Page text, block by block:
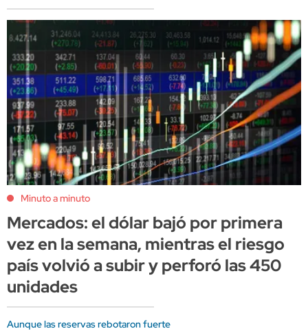
Minuto a minuto
Mercados: el dólar bajó por primera
vez en la semana, mientras el riesgo
país volvió a subir y perforó las 450
unidades
Aunque las reservas rebotaron fuerte